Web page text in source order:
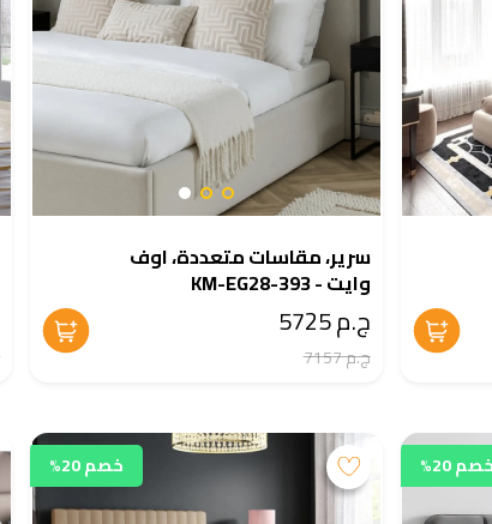
سرير، مقاسات متعددة، اوف
وايت - KM-EG28-393
ج.م 5725
ج.م 7157
خصم 20% خصم 20%